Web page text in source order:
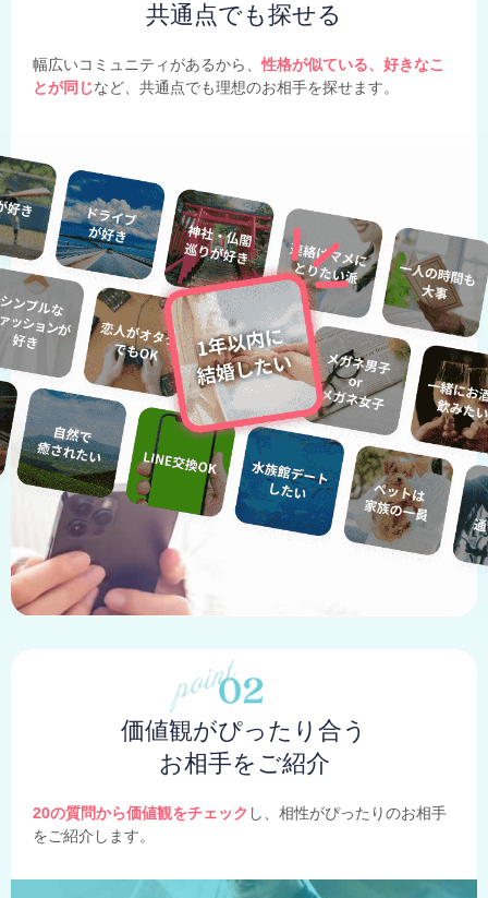
共通点でも探せる
幅広いコミュニティがあるから、性格が似ている、好きなこ
とが同じなど、共通点でも理想のお相手を探せます。
価値観がぴったり合う
お相手をご紹介
20の質問から価値観をチェック し、相性がぴったりのお相手
をご紹介します。